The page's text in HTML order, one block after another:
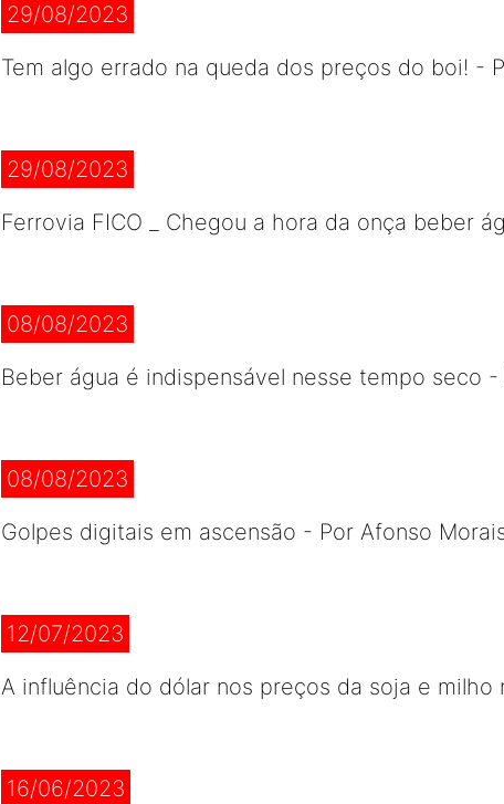
29/08/2023
Tem algo errado na queda dos preços do boi! -
29/08/2023
Ferrovia FICO _ Chegou a hora da onça beber
08/08/2023
Beber água é indispensável nesse tempo seco -
08/08/2023
Golpes digitais em ascensão - Por Afonso
12/07/2023
A influência do dólar nos preços da soja e milho
16/06/2023